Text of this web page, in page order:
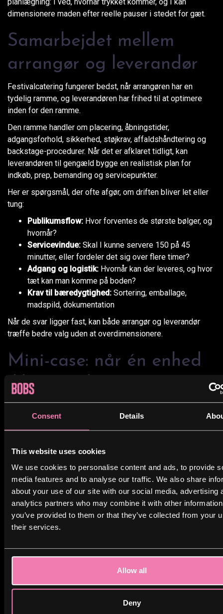
Consent Details
This website uses cookies
We use cookies to personalise content and ads, to provide
media features and to analyse our traffic. We also share
about your use of our site with our social media, advertising
analytics partners who may combine it with other
you’ve provided to them or that they’ve collected from your
their services.
Allow all
Deny
dimensionere maden efter reelle pauser i stedet for gæt.
Samarbejdet mellem
arrangør og leverandør
Festivalcatering fungerer bedst, når arrangøren har en
tydelig ramme, og leverandøren har frihed til at optimere
inden for den ramme.
Den ramme handler om placering, åbningstider,
adgangsforhold, sikkerhed, støjkrav, affaldshåndtering og
backstage-procedurer. Når det er afklaret tidligt, kan
leverandøren til gengæld bygge en realistisk plan for
indkøb, prep, bemanding og servicepunkter.
Her er spørgsmål, der ofte afgør, om driften bliver let eller
tung:
Publikumsflow: Hvor forventes de største bølger, og
hvornår?
Servicevindue: Skal I kunne servere 150 på 45
minutter, eller fordeler det sig over flere timer?
Adgang og logistik: Hvornår kan der leveres, og hvor
tæt kan man komme på boden?
Krav til bæredygtighed: Sortering, emballage,
madspild, dokumentation
Når de svar ligger fast, kan både arrangør og leverandør
træffe bedre valg uden at overdimensionere.
Mini-case: når én enhed
ikke er nok
Nogle festivaler har en tydelig “ketchupeffekt”: alt er roligt,
og så kommer 300 mennesker på én gang.
problemet. Det er oftere udlevering og beslutningstid. En
spidsen og oprette et ekstra udleveringspunkt, så
produktionen kan køre kontinuerligt, mens udleveringen kan
“tømme” hurtigere.
Det er netop derfor, modulære setups med flere mobile
enheder eller supplerende stationer er populære: man kan
Tjekliste til
planlægningsmødet
Når I samler trådene, hjælper det at gøre planlægningen